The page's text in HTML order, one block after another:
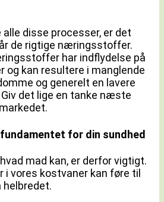
alle disse processer, er det
de rigtige næringsstoffer.
har indflydelse på
og kan resultere i manglende
og generelt en lavere
det lige en tanke næste
for din sundhed
mad kan, er derfor vigtigt.
i vores kostvaner kan føre til